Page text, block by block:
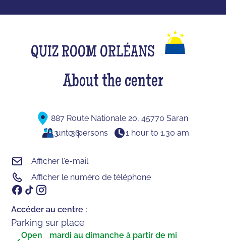
QUIZ ROOM ORLÉANS
About the center
887 Route Nationale 20, 45770 Saran
3unto36persons 1 hour to 1.30 am
Afficher l'e-mail
Afficher le numéro de téléphone
Accéder au centre :
Parking sur place
Open
mardi au dimanche à partir de mi